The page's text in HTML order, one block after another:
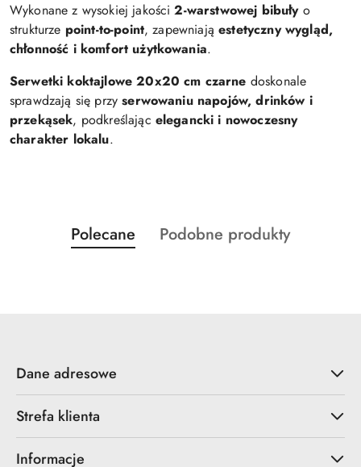
Wykonane z wysokiej jakości2-warstwowej bibułyo
strukturze point-to-point, zapewniająestetyczny wygląd,
chłonność i komfort użytkowania.
Serwetki koktajlowe 20x20 cm czarne doskonale
sprawdzają się przyserwowaniu napojów, drinków i
przekąsek, podkreślając elegancki i nowoczesny
charakter lokalu.
Pomiń karuzelę produktów
Produkty
o
Polecane
Produkty
Podobne produkty
Dane adresowe
Strefa klienta
Informacje